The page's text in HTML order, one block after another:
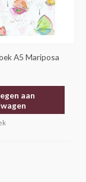
A5 Mariposa
aan